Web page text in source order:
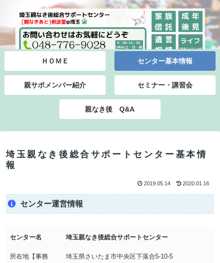
ＨＯＭＥ センター基本情報
親サポメンバー紹介 セミナー・講習会
親なき後 Q&A
埼玉親なき後総合サポートセンター基本情
報
2019.05.14 2020.01.16
センター運営情報
センター名 埼玉親なき後総合サポートセンター
所在地【事務
埼玉県さいたま市中央区下落合5-10-5